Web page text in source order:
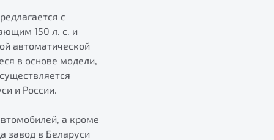
с
150 л. с. и
автоматической
в основе модели,
и России.
а кроме
завод в Беларуси